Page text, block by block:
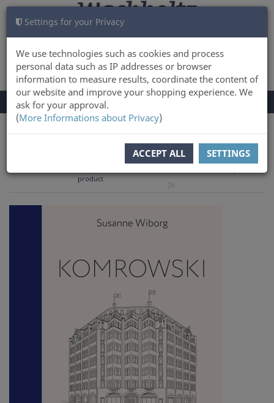
Settings for your Privacy
We use technologies such as cookies and process
personal data such as IP addresses or browser
information to measure results, coordinate the content of
our website and improve your shopping experience. We
ask for your approval.
(More Informations about Privacy)
ACCEPT ALL SETTINGS
LOG IN CART 0
TOGGLE
NAVIGATION
Menu
product
26